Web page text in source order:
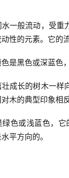
一般流动，受重
性的元素。它的
是黑色或深蓝色
成长的树木一样
木的典型印象相
绿色或浅蓝色，
平方向的。